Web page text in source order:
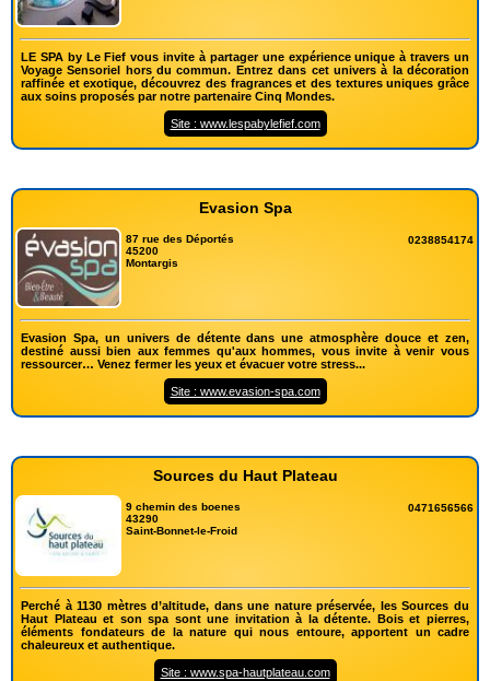
LE SPA by Le Fief vous invite à partager une expérience unique à travers un
Voyage Sensoriel hors du commun. Entrez dans cet univers à la décoration
raffinée et exotique, découvrez des fragrances et des textures uniques grâce
aux soins proposés par notre partenaire Cinq Mondes.
Site : www.lespabylefief.com
Evasion Spa
87 rue des Déportés
45200
Montargis
0238854174
Evasion Spa, un univers de détente dans une atmosphère douce et zen,
destiné aussi bien aux femmes qu'aux hommes, vous invite à venir vous
ressourcer… Venez fermer les yeux et évacuer votre stress...
Site : www.evasion-spa.com
Sources du Haut Plateau
9 chemin des boenes
43290
Saint-Bonnet-le-Froid
0471656566
Perché à 1130 mètres d’altitude, dans une nature préservée, les Sources du
Haut Plateau et son spa sont une invitation à la détente. Bois et pierres,
éléments fondateurs de la nature qui nous entoure, apportent un cadre
chaleureux et authentique.
Site : www.spa-hautplateau.com